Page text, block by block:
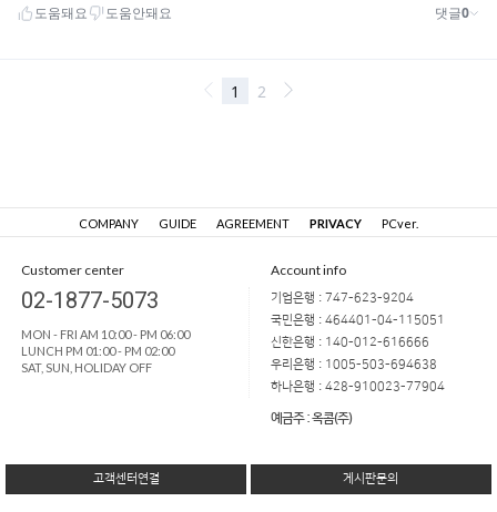
COMPANY GUIDE AGREEMENT PRIVACY PCver.
Customer center
02-1877-5073
MON - FRI AM 10:00 - PM 06:00
LUNCH PM 01:00 - PM 02:00
SAT, SUN, HOLIDAY OFF
Account info
기업은행 : 747-623-9204
국민은행 : 464401-04-115051
신한은행 : 140-012-616666
우리은행 : 1005-503-694638
하나은행 : 428-910023-77904
예금주 : 옥콤(주)
고객센터연결 게시판문의